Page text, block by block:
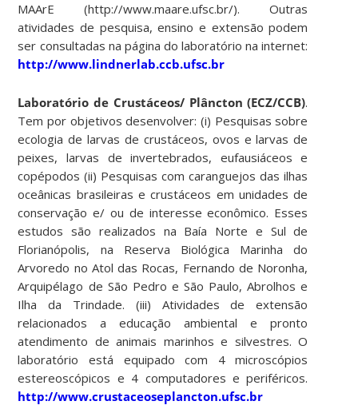
MAArE (http://www.maare.ufsc.br/). Outras
atividades de pesquisa, ensino e extensão podem
ser consultadas na página do laboratório na internet:
http://www.lindnerlab.ccb.ufsc.br
Laboratório de Crustáceos/ Plâncton (ECZ/CCB).
Tem por objetivos desenvolver: (i) Pesquisas sobre
ecologia de larvas de crustáceos, ovos e larvas de
peixes, larvas de invertebrados, eufausiáceos e
copépodos (ii) Pesquisas com caranguejos das ilhas
oceânicas brasileiras e crustáceos em unidades de
conservação e/ ou de interesse econômico. Esses
estudos são realizados na Baía Norte e Sul de
Florianópolis, na Reserva Biológica Marinha do
Arvoredo no Atol das Rocas, Fernando de Noronha,
Arquipélago de São Pedro e São Paulo, Abrolhos e
Ilha da Trindade. (iii) Atividades de extensão
relacionados a educação ambiental e pronto
atendimento de animais marinhos e silvestres. O
laboratório está equipado com 4 microscópios
estereoscópicos e 4 computadores e periféricos.
http://www.crustaceoseplancton.ufsc.br